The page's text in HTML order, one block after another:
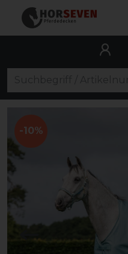
-10%